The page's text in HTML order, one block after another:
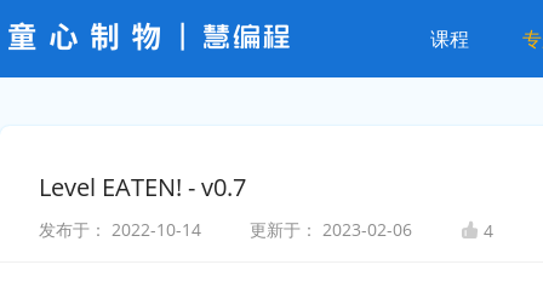
课程
Level EATEN! - v0.7
发布于： 2022-10-14 更新于： 2023-02-06 4